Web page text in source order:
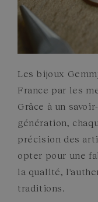
Les bijoux
France par les
Grâce à un
génération,
précision des
opter pour une
la qualité,
traditions.